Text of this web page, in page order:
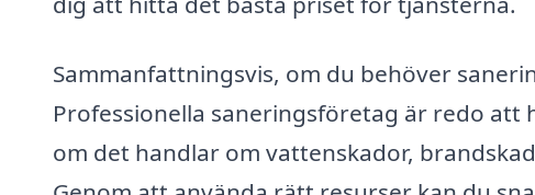
Sammanfattningsvis, om du behöver
Professionella saneringsföretag är redo att
om det handlar om vattenskador,